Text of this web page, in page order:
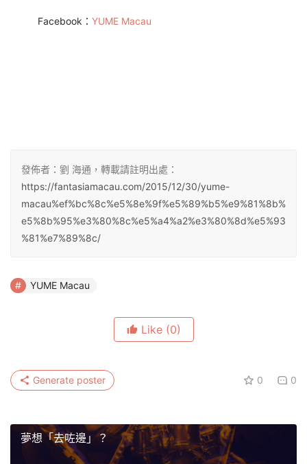
Facebook： YUME Macau
發佈者：劉 海通，轉載請註明出處：
https://fantasiamacau.com/2015/12/30/yume-
macau%ef%bc%8c%e5%8e%9f%e5%89%b5%e9%81%8b%
e5%8b%95%e3%80%8c%e5%a4%a2%e3%80%8d%e5%93
%81%e7%89%8c/
YUME Macau
Like (0)
0 0
Generate poster
夢想「去咗邊」？